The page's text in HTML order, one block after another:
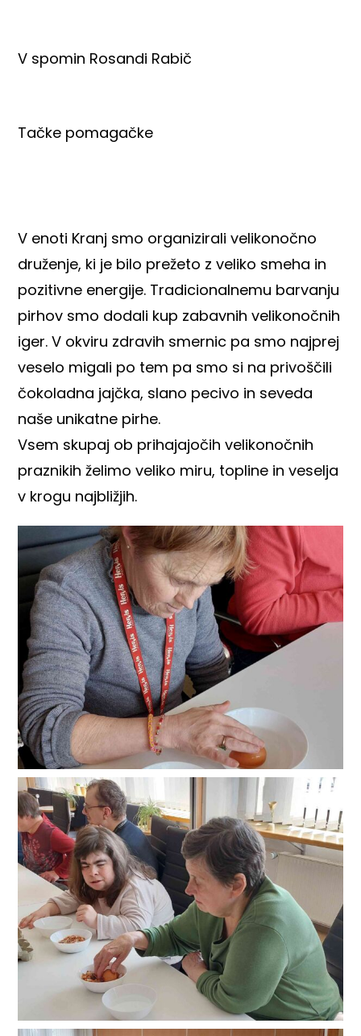
V spomin Rosandi Rabič
Tačke pomagačke
V enoti Kranj smo organizirali velikonočno
druženje, ki je bilo prežeto z veliko smeha in
pozitivne energije. Tradicionalnemu barvanju
pirhov smo dodali kup zabavnih velikonočnih
iger. V okviru zdravih smernic pa smo najprej
veselo migali po tem pa smo si na privoščili
čokoladna jajčka, slano pecivo in seveda
naše unikatne pirhe.
Vsem skupaj ob prihajajočih velikonočnih
praznikih želimo veliko miru, topline in veselja
v krogu najbližjih.